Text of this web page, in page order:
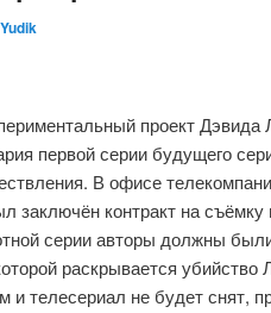
проект
первой серии будущего
В офисе
заключён контракт на
серии авторы должны
раскрывается
и телесериал не будет снят,